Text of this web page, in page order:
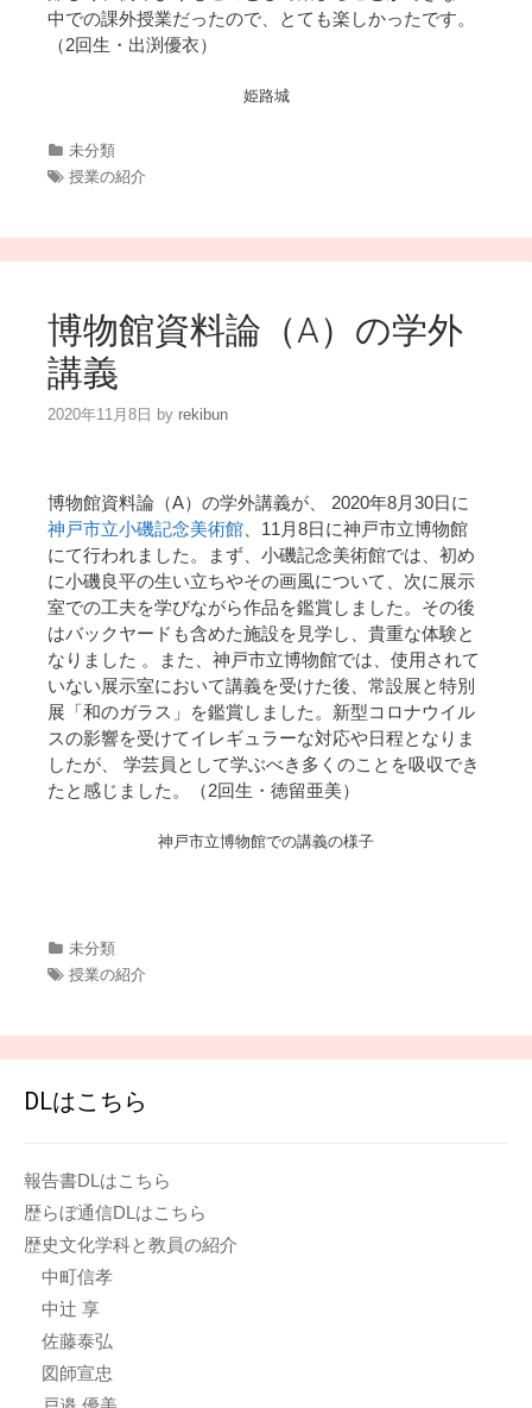
中での課外授業だったので、とても楽しかったです。
（2回生・出渕優衣）
姫路城
カ
テ
ー
未分類
タ
授業の紹介
博物館資料論（A）の学外
講義
2020年11月8日 by rekibun
博物館資料論（A）の学外講義が、 2020年8月30日に
神戸市立小磯記念美術館 、11月8日に神戸市立博物館
にて行われました。まず、小磯記念美術館では、初め
に小磯良平の生い立ちやその画風について、次に展示
室での工夫を学びながら作品を鑑賞しました。その後
はバックヤードも含めた施設を見学し、貴重な体験と
なりました 。また、神戸市立博物館では、使用されて
いない展示室において講義を受けた後、常設展と特別
展「和のガラス」を鑑賞しました。新型コロナウイル
スの影響を受けてイレギュラーな対応や日程となりま
したが、 学芸員として学ぶべき多くのことを吸収でき
たと感じました。（2回生・徳留亜美）
神戸市立博物館での講義の様子
カ
テ
ー
未分類
タ
授業の紹介
DLはこちら
報告書DLはこちら
歴らぼ通信DLはこちら
歴史文化学科と教員の紹介
中町信孝
中辻 享
佐藤泰弘
図師宣忠